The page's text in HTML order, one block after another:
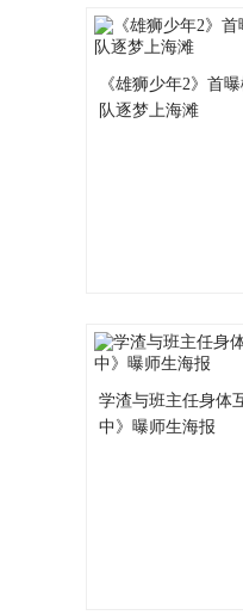
《雄狮少年2》首
队逐梦上海滩
学渣与班主任身体
中》曝师生海报